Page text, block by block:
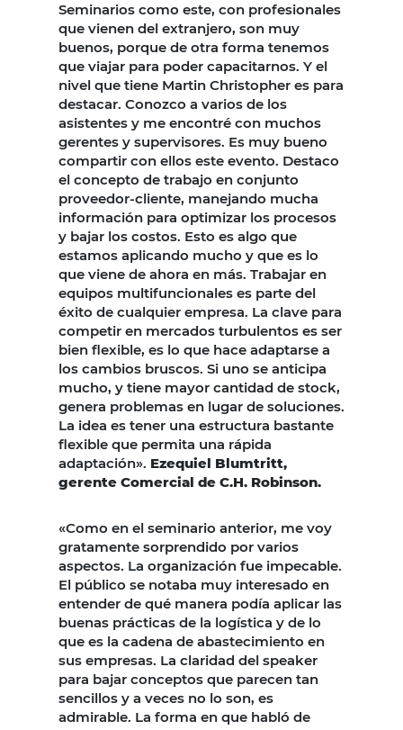
Seminarios como este, con profesionales
que vienen del extranjero, son muy
buenos, porque de otra forma tenemos
que viajar para poder capacitarnos. Y el
nivel que tiene Martin Christopher es para
destacar. Conozco a varios de los
asistentes y me encontré con muchos
gerentes y supervisores. Es muy bueno
compartir con ellos este evento. Destaco
el concepto de trabajo en conjunto
proveedor-cliente, manejando mucha
información para optimizar los procesos
y bajar los costos. Esto es algo que
estamos aplicando mucho y que es lo
que viene de ahora en más. Trabajar en
equipos multifuncionales es parte del
éxito de cualquier empresa. La clave para
competir en mercados turbulentos es ser
bien flexible, es lo que hace adaptarse a
los cambios bruscos. Si uno se anticipa
mucho, y tiene mayor cantidad de stock,
genera problemas en lugar de soluciones.
La idea es tener una estructura bastante
flexible que permita una rápida
adaptación». Ezequiel Blumtritt,
gerente Comercial de C.H. Robinson.
«Como en el seminario anterior, me voy
gratamente sorprendido por varios
aspectos. La organización fue impecable.
El público se notaba muy interesado en
entender de qué manera podía aplicar las
buenas prácticas de la logística y de lo
que es la cadena de abastecimiento en
sus empresas. La claridad del speaker
para bajar conceptos que parecen tan
sencillos y a veces no lo son, es
admirable. La forma en que habló de